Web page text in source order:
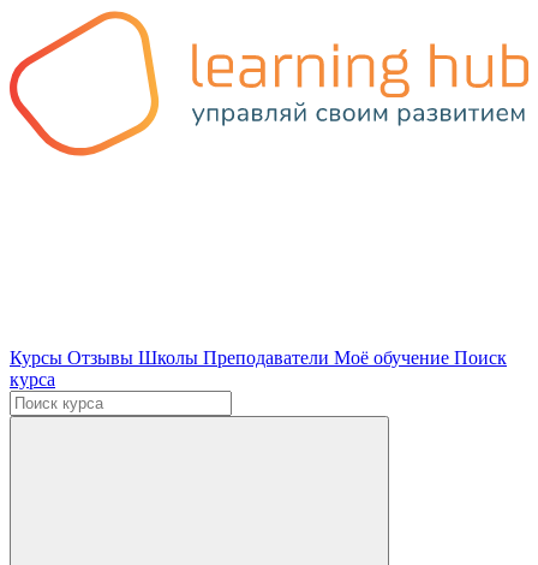
Курсы Отзывы Школы Преподаватели Моё обучение Поиск
курса